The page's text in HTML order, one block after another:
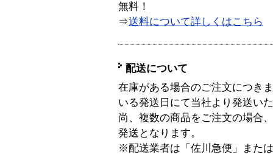
無料！
⇒送料について詳しくはこちら
配送について
在庫がある場合のご注文につき
いる発送日にて当社より発送い
尚、複数の商品をご注文の場合
発送となります。
※配送業者は「佐川急便」また